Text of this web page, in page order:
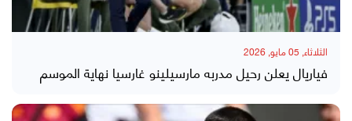
الثلاثاء, 05 مايو, 2026
فياريال يعلن رحيل مدربه مارسيلينو غارسيا نهاية الموسم